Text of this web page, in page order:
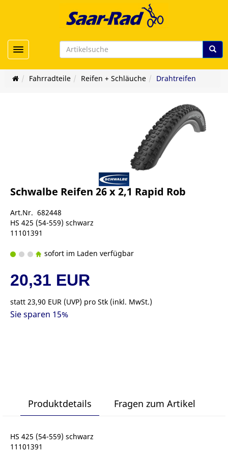
Toggle navigation
Fahrradteile Reifen + Schläuche Drahtreifen
Schwalbe Reifen 26 x 2,1 Rapid Rob
Art.Nr. 682448
HS 425 (54-559) schwarz
11101391
sofort im Laden verfügbar
20,31 EUR
statt 23,90 EUR (UVP) pro Stk (inkl. MwSt.)
Sie sparen 15%
Produktdetails Fragen zum Artikel
HS 425 (54-559) schwarz
11101391